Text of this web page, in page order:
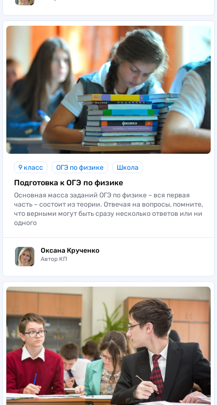
9 класс ОГЭ по физике Школа
Подготовка к ОГЭ по физике
Основная масса заданий ОГЭ по физике – вся первая
часть – состоит из теории. Отвечая на вопросы, помните,
что верными могут быть сразу несколько ответов или ни
одного
Оксана Крученко
Автор КП